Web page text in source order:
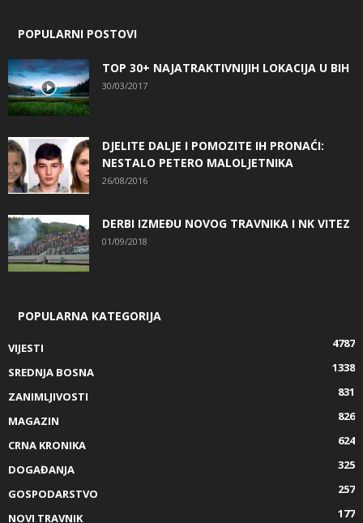
POPULARNI POSTOVI
TOP 30+ NAJATRAKTIVNIJIH LOKACIJA U BIH
30/03/2017
DJELITE DALJE I POMOZITE IH PRONAĆI:
NESTALO PETERO MALOLJETNIKA
26/08/2016
DERBI IZMEĐU NOVOG TRAVNIKA I NK VITEZ
01/09/2018
POPULARNA KATEGORIJA
VIJESTI
4787
SREDNJA BOSNA
1338
ZANIMLJIVOSTI
831
MAGAZIN
826
CRNA KRONIKA
624
DOGAĐANJA
325
GOSPODARSTVO
257
NOVI TRAVNIK
177